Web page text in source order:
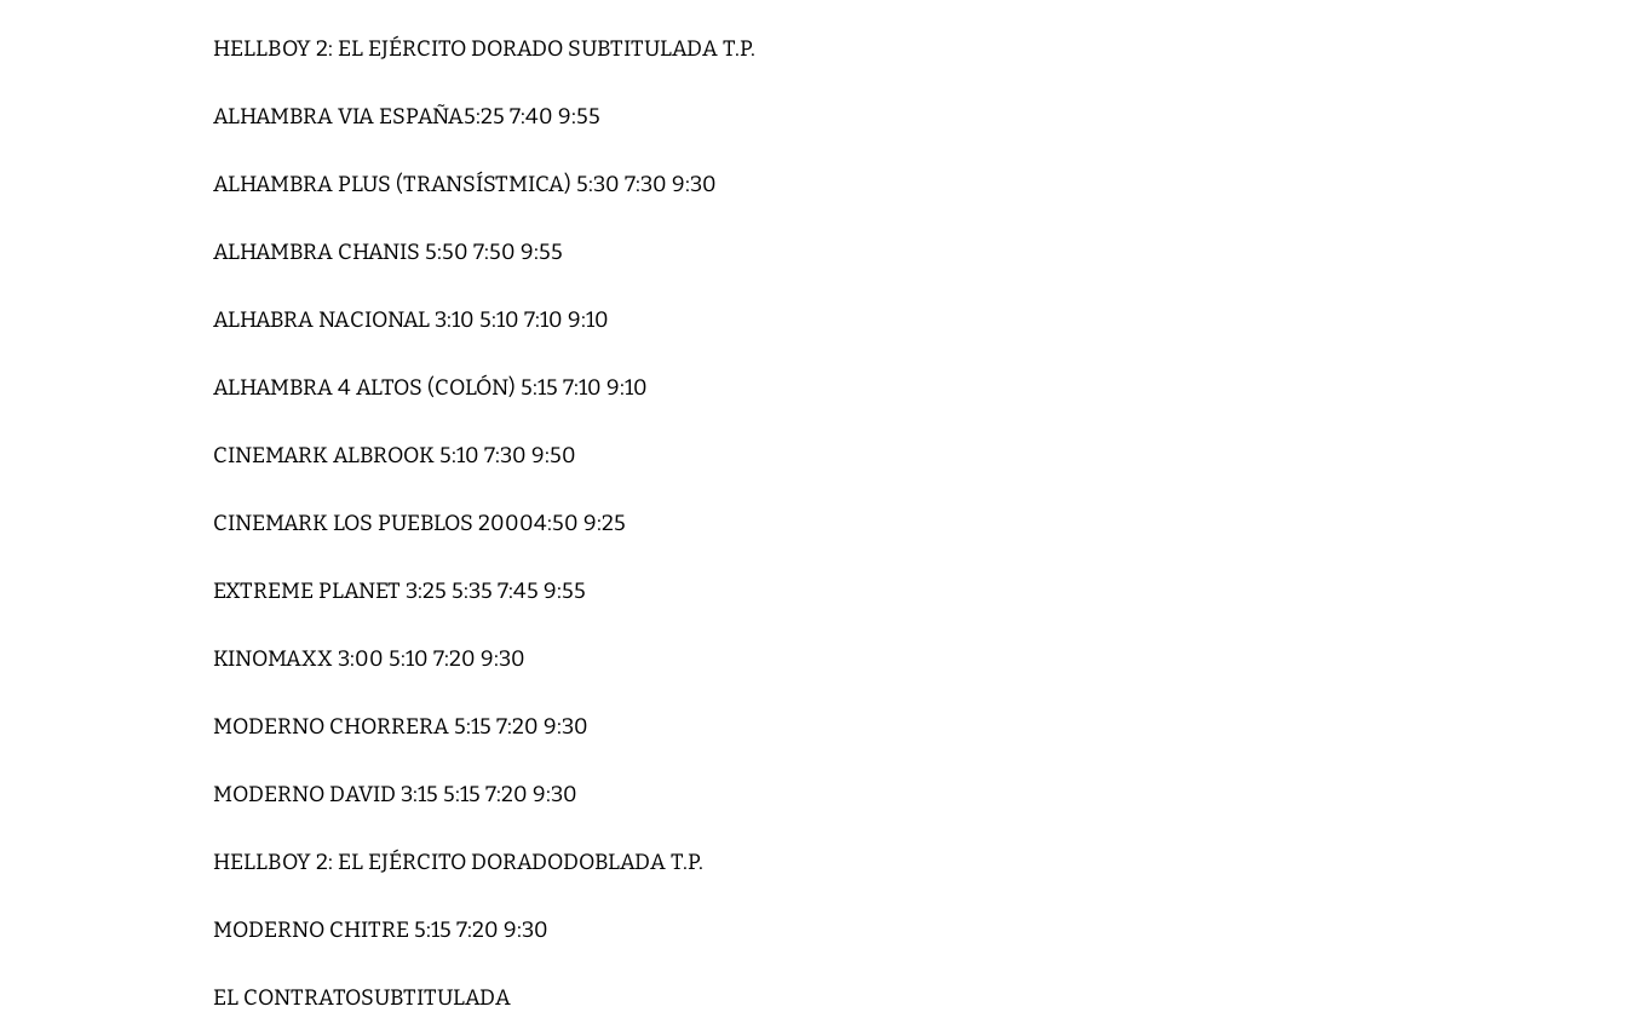
HELLBOY 2: EL EJÉRCITO DORADO SUBTITULADA T.P.
ALHAMBRA VIA ESPAÑA5:25 7:40 9:55
ALHAMBRA PLUS (TRANSÍSTMICA) 5:30 7:30 9:30
ALHAMBRA CHANIS 5:50 7:50 9:55
ALHABRA NACIONAL 3:10 5:10 7:10 9:10
ALHAMBRA 4 ALTOS (COLÓN) 5:15 7:10 9:10
CINEMARK ALBROOK 5:10 7:30 9:50
CINEMARK LOS PUEBLOS 20004:50 9:25
EXTREME PLANET 3:25 5:35 7:45 9:55
KINOMAXX 3:00 5:10 7:20 9:30
MODERNO CHORRERA 5:15 7:20 9:30
MODERNO DAVID 3:15 5:15 7:20 9:30
HELLBOY 2: EL EJÉRCITO DORADODOBLADA T.P.
MODERNO CHITRE 5:15 7:20 9:30
EL CONTRATOSUBTITULADA